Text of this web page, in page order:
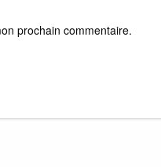
prochain commentaire.